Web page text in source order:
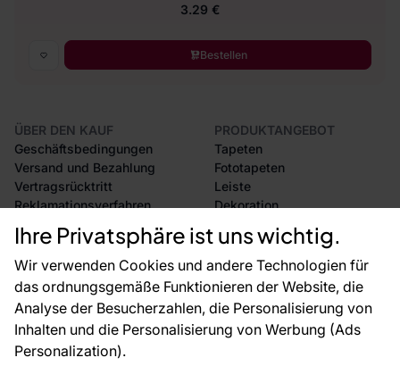
Ihre Privatsphäre ist uns wichtig.
Wir verwenden Cookies und andere Technologien für
das ordnungsgemäße Funktionieren der Website, die
Analyse der Besucherzahlen, die Personalisierung von
Inhalten und die Personalisierung von Werbung (Ads
Personalization).
3.29 €
Bestellen
ÜBER DEN KAUF
Geschäftsbedingungen
Versand und Bezahlung
Vertragsrücktritt
Reklamationsverfahren
Rücksendung von Waren
CE-Zertifizierung
Großhandel
Raumvisualisierung
PRODUKTANGEBOT
Tapeten
Fototapeten
Leiste
Dekoration
Selbstklebende Folien
Zubehör
Tapetenmuster
FÜR SIE
Blog
ÜBER DAS UNTERNEHMEN